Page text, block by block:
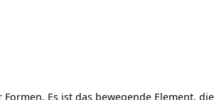
Es ist das bewegende Element, die